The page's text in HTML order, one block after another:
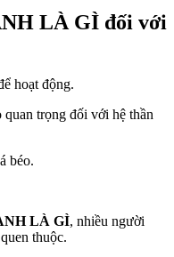
LÀ GÌ đối với
hoạt động.
trọng đối với hệ thần
béo.
LÀ GÌ, nhiều người
thuộc.